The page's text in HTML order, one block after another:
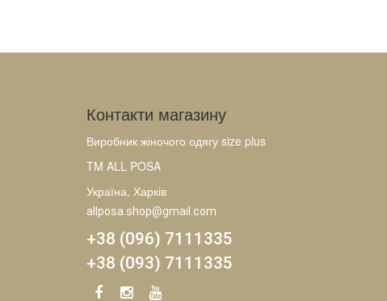
Контакти магазину
Виробник жіночого одягу size plus
TM ALL POSA
Україна, Харків
allposa.shop@gmail.com
+38 (096) 7111335
+38 (093) 7111335